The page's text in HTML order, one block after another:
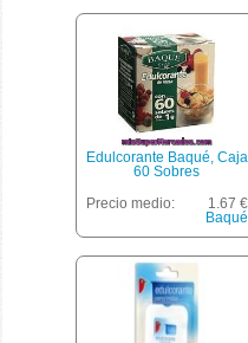
Edulcorante Baqué, Caja
60 Sobres
Precio medio:
1.67 €
Baqué